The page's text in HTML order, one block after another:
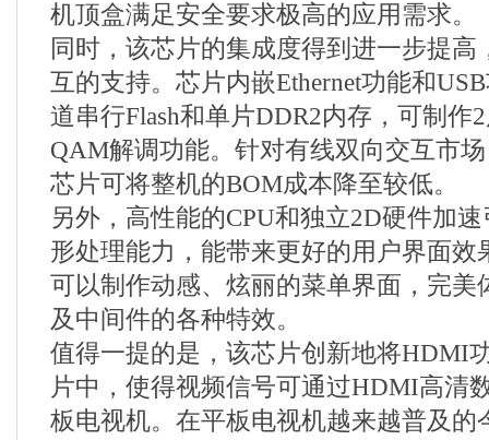
机顶盒满足安全要求极高的应用需求。
同时，该芯片的集成度得到进一步提高
互的支持。芯片内嵌Ethernet功能和
道串行Flash和单片DDR2内存，可制作
QAM解调功能。针对有线双向交互市
芯片可将整机的BOM成本降至较低。
另外，高性能的CPU和独立2D硬件加
形处理能力，能带来更好的用户界面效
可以制作动感、炫丽的菜单界面，完美
及中间件的各种特效。
值得一提的是，该芯片创新地将HDMI
片中，使得视频信号可通过HDMI高清
板电视机。在平板电视机越来越普及的